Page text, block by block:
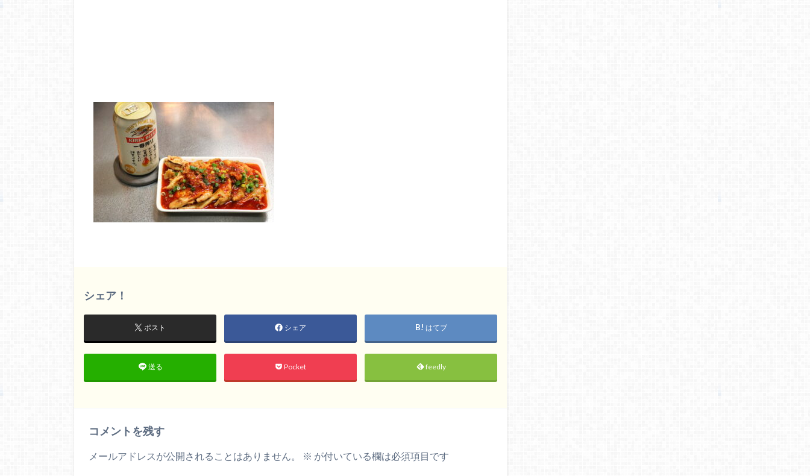
シェア！
ポスト シェア はてブ
送る Pocket feedly
コメントを残す
メールアドレスが公開されることはありません。 ※ が付いている欄は必須項目です